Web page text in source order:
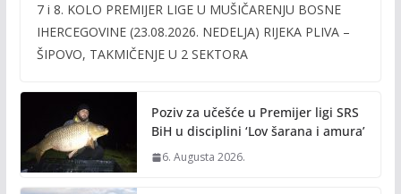
e
b
o
k
itt
er
ai
l
p
y
n
k
7 i 8. KOLO PREMIJER LIGE U MUŠIČARENJU BOSNE
IHERCEGOVINE (23.08.2026. NEDELJA) RIJEKA PLIVA –
ŠIPOVO, TAKMIČENJE U 2 SEKTORA
Poziv za učešće u Premijer ligi SRS
BiH u disciplini ‘Lov šarana i amura’
6. Augusta 2026.